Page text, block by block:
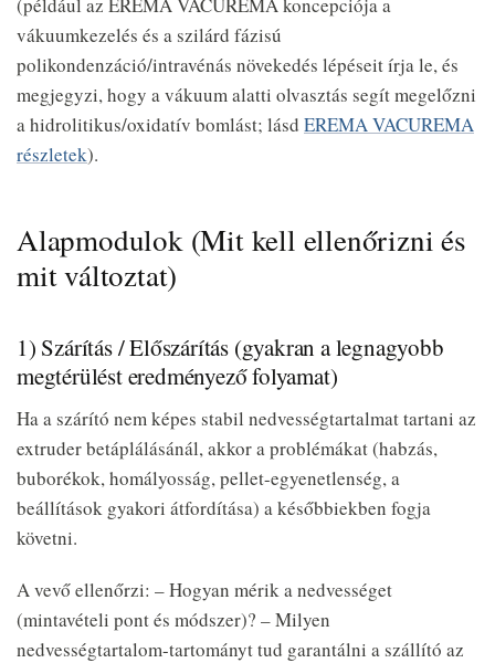
vákuumkezelés és a szilárd fázisú
polikondenzáció/intravénás növekedés lépéseit írja le, és
megjegyzi, hogy a vákuum alatti olvasztás segít megelőzni
a hidrolitikus/oxidatív bomlást; lásd EREMA VACUREMA
részletek).
Alapmodulok (Mit kell ellenőrizni és
mit változtat)
1) Szárítás / Előszárítás (gyakran a legnagyobb
megtérülést eredményező folyamat)
Ha a szárító nem képes stabil nedvességtartalmat tartani az
extruder betáplálásánál, akkor a problémákat (habzás,
buborékok, homályosság, pellet-egyenetlenség, a
beállítások gyakori átfordítása) a későbbiekben fogja
követni.
A vevő ellenőrzi: – Hogyan mérik a nedvességet
(mintavételi pont és módszer)? – Milyen
nedvességtartalom-tartományt tud garantálni a szállító az